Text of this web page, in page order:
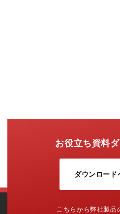
お役立ち資料
ダウンロード
こちらから弊社製品